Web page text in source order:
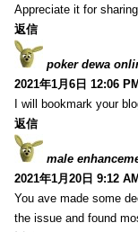
Appreciate it for
返信
poker dewa
2021年1月6日 12:06
I will bookmark your
返信
male
2021年1月20日 9:12
You ave made some
the issue and found